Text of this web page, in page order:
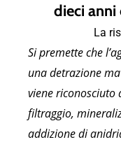
dieci anni
La
Si premette che
una detrazione
viene riconosciuto
filtraggio,
addizione di